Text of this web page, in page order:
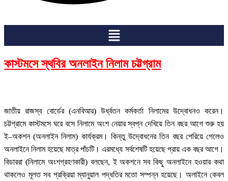
Menu
কাস্টমসে স্থবির অনলাইন নিলাম চট্টগ্রাম
জাতীয় রাজস্ব বোর্ডের (এনবিআর) উর্ধ্বতন কর্মকর্তা নিলামের উদ্বোধনও করেন।
চট্টগ্রামে কাস্টমসে ঘরে বসে নিলামে অংশ নেয়ার স্বপ্ন দেখিয়ে তিন বছর আগে শুরু হয়
ই–অকশন (অনলাইন নিলাম) কার্যক্রম। কিন্তু উদ্বোধনের তিন বছর পেরিয়ে গেলেও
অনলাইনে নিলাম হয়েছে মাত্র পাঁচটি। এরমধ্যে সর্বশেষটি হয়েছে প্রায় এক বছর আগে।
বিডাররা (নিলামে অংশগ্রহণকারী) বলছেন, ই অকশনে সব কিছু অনলাইনে হওয়ার কথা
থাকলেও মূলত সব প্রক্রিয়া ম্যানুয়াল পদ্ধতির মতো সম্পন্ন হয়েছে। অলাইনে কেবল